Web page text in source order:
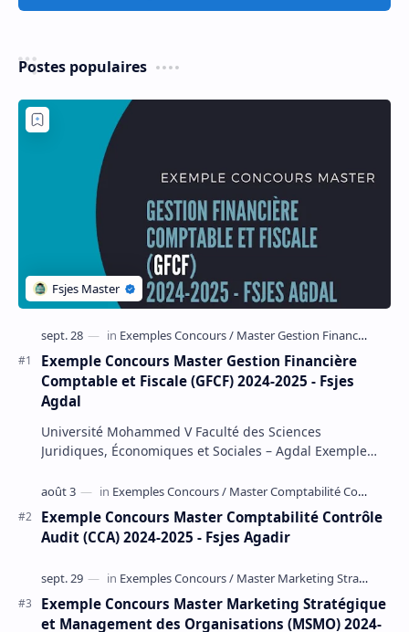
Exemple Concours Master
Audit et Contrôle de
Gestion (ACG) 2017-2018 -
Fsjes Mohammedia
Exemple Concours Master
Banques et Marchés
Financiers 2015-2016 - Fsjes
Fès
Exemple Concours Master
des Organisations 2016-
2017 - Fsjes Marrakech
Exemple Concours Master
Fiscale et Financière 2017-
2018 - Fsjes Mohammedia
Enregistrer un commentaire